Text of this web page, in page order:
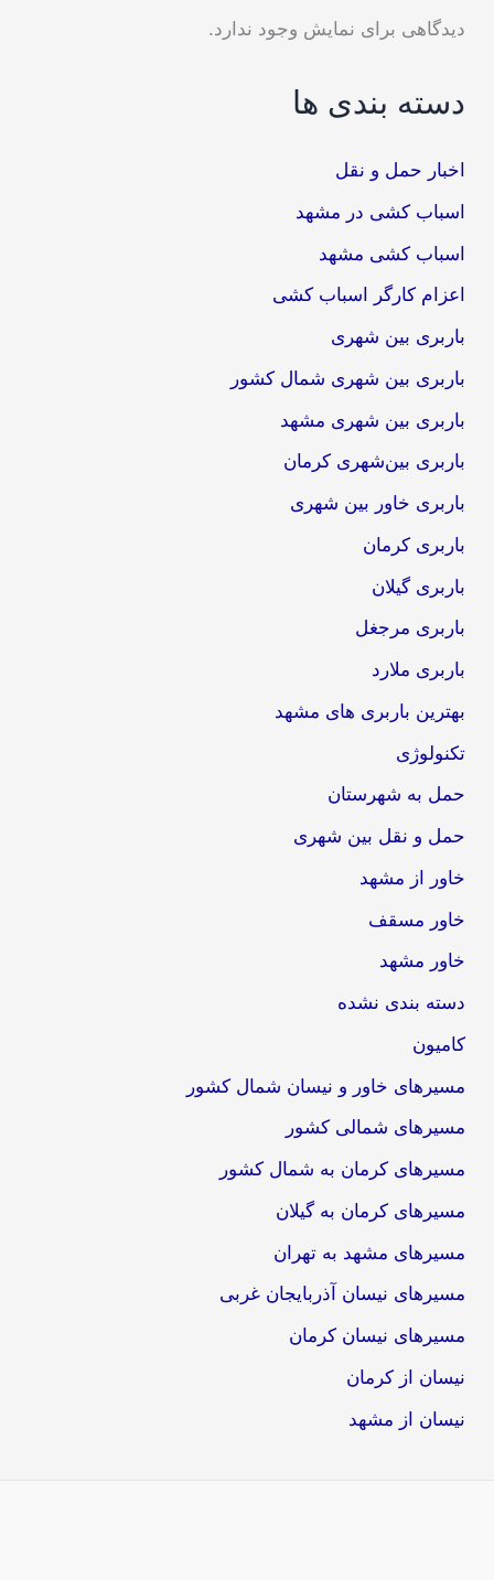
دیدگاهی برای نمایش وجود ندارد.
دسته بندی ها
اخبار حمل و نقل
اسباب کشی در مشهد
اسباب کشی مشهد
اعزام کارگر اسباب کشی
باربری بین شهری
باربری بین شهری شمال کشور
باربری بین شهری مشهد
باربری بین‌شهری کرمان
باربری خاور بین شهری
باربری کرمان
باربری گیلان
باربری مرجغل
باربری ملارد
بهترین باربری های مشهد
تکنولوژی
حمل به شهرستان
حمل و نقل بین شهری
خاور از مشهد
خاور مسقف
خاور مشهد
دسته بندی نشده
کامیون
مسیرهای خاور و نیسان شمال کشور
مسیرهای شمالی کشور
مسیرهای کرمان به شمال کشور
مسیرهای کرمان به گیلان
مسیرهای مشهد به تهران
مسیرهای نیسان آذربایجان غربی
مسیرهای نیسان کرمان
نیسان از کرمان
نیسان از مشهد